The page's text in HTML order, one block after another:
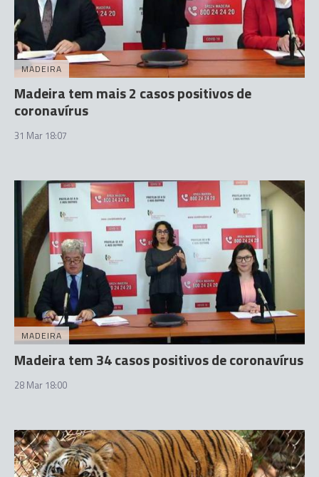
MADEIRA
Madeira tem mais 2 casos positivos de
coronavírus
31 Mar 18:07
MADEIRA
Madeira tem 34 casos positivos de coronavírus
28 Mar 18:00